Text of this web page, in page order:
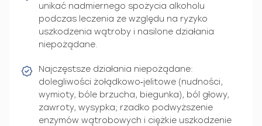
unikać nadmiernego spożycia alkoholu
podczas leczenia ze względu na ryzyko
uszkodzenia wątroby i nasilone działania
niepożądane.
Najczęstsze działania niepożądane:
dolegliwości żołądkowo‑jelitowe (nudności,
wymioty, bóle brzucha, biegunka), ból głowy,
zawroty, wysypka; rzadko podwyższenie
enzymów wątrobowych i ciężkie uszkodzenie